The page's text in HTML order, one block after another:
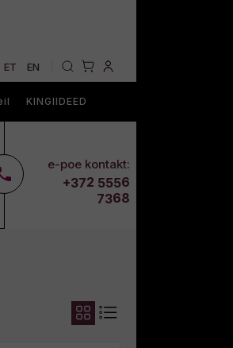
ET EN
KINGIIDEED
e-poe kontakt:
+372 5556
7368